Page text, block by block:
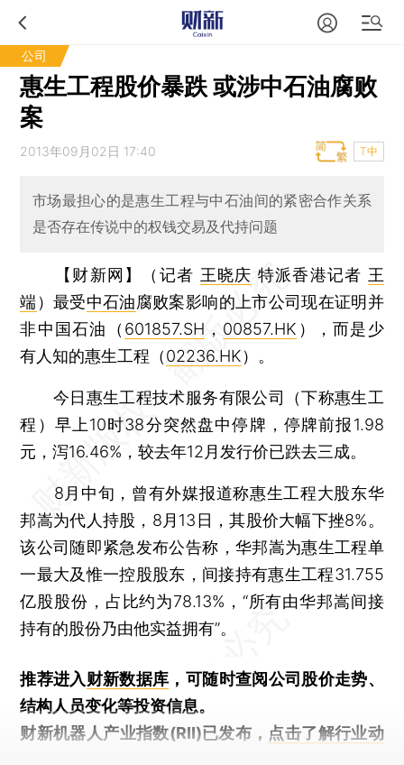
公司
惠生工程股价暴跌 或涉中石油腐败
案
2013年09月02日 17:40 T中
市场最担心的是惠生工程与中石油间的紧密合作关系
是否存在传说中的权钱交易及代持问题
【财新网】（记者 王晓庆 特派香港记者 王
端）最受中石油腐败案影响的上市公司现在证明并
非中国石油（ 601857.SH ， 00857.HK ），而是少
有人知的惠生工程（02236.HK）。
今日惠生工程技术服务有限公司（下称惠生工
程）早上10时38分突然盘中停牌，停牌前报1.98
元，泻16.46%，较去年12月发行价已跌去三成。
8月中旬，曾有外媒报道称惠生工程大股东华
邦嵩为代人持股，8月13日，其股价大幅下挫8%。
该公司随即紧急发布公告称，华邦嵩为惠生工程单
一最大及惟一控股股东，间接持有惠生工程31.755
亿股股份，占比约为78.13%，“所有由华邦嵩间接
持有的股份乃由他实益拥有”。
推荐进入财新数据库 ，可随时查阅公司股价走势、
结构人员变化等投资信息。
财新机器人产业指数(RII)已发布， 点击了解行业动